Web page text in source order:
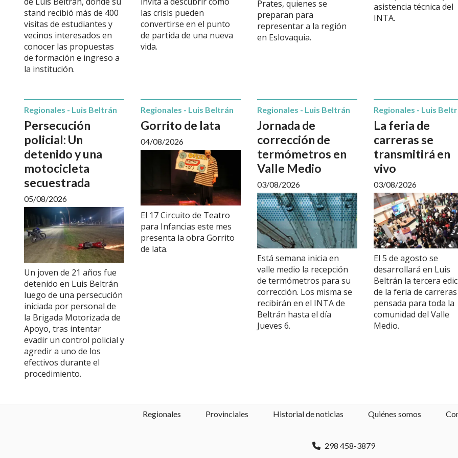
stand recibió más de 400
visitas de estudiantes y
vecinos interesados en
conocer las propuestas
de formación e ingreso a
la institución.
las crisis pueden
convertirse en el punto
de partida de una nueva
vida.
Prates, quienes se
preparan para
representar a la región
en Eslovaquia.
asistencia técnica del
INTA.
Persecución
policial: Un
detenido y una
motocicleta
secuestrada
Regionales - Luis Beltrán
05/08/2026
Un joven de 21 años fue
detenido en Luis Beltrán
luego de una persecución
iniciada por personal de
la Brigada Motorizada de
Apoyo, tras intentar
evadir un control policial y
agredir a uno de los
efectivos durante el
procedimiento.
Gorrito de lata
Regionales - Luis Beltrán
04/08/2026
El 17 Circuito de Teatro
para Infancias este mes
presenta la obra Gorrito
de lata.
Jornada de
corrección de
termómetros en
Valle Medio
Regionales - Luis Beltrán
03/08/2026
Está semana inicia en
valle medio la recepción
de termómetros para su
corrección. Los misma se
recibirán en el INTA de
Beltrán hasta el día
Jueves 6.
La feria de
carreras se
transmitirá en
vivo
Regionales - Luis
03/08/2026
El 5 de agosto se
desarrollará en Luis
Beltrán la tercera
de la feria de carreras
pensada para toda la
comunidad del Valle
Medio.
Regionales Provinciales Historial de noticias Quiénes somos
298 458-3879